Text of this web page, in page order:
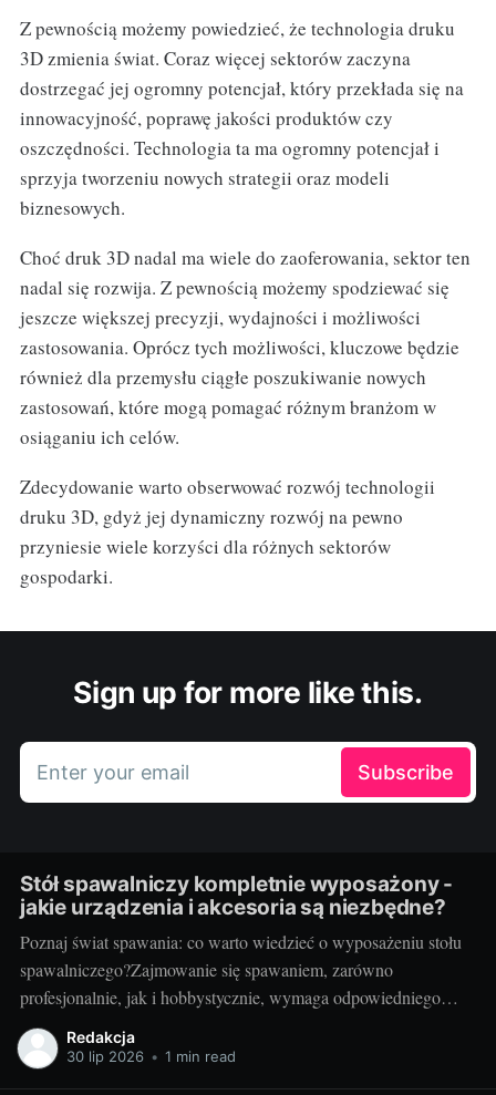
Z pewnością możemy powiedzieć, że technologia druku
3D zmienia świat. Coraz więcej sektorów zaczyna
dostrzegać jej ogromny potencjał, który przekłada się na
innowacyjność, poprawę jakości produktów czy
oszczędności. Technologia ta ma ogromny potencjał i
sprzyja tworzeniu nowych strategii oraz modeli
biznesowych.
Choć druk 3D nadal ma wiele do zaoferowania, sektor ten
nadal się rozwija. Z pewnością możemy spodziewać się
jeszcze większej precyzji, wydajności i możliwości
zastosowania. Oprócz tych możliwości, kluczowe będzie
również dla przemysłu ciągłe poszukiwanie nowych
zastosowań, które mogą pomagać różnym branżom w
osiąganiu ich celów.
Zdecydowanie warto obserwować rozwój technologii
druku 3D, gdyż jej dynamiczny rozwój na pewno
przyniesie wiele korzyści dla różnych sektorów
gospodarki.
Sign up for more like this.
Enter your email Subscribe
Stół spawalniczy kompletnie wyposażony -
jakie urządzenia i akcesoria są niezbędne?
Poznaj świat spawania: co warto wiedzieć o wyposażeniu stołu
spawalniczego?Zajmowanie się spawaniem, zarówno
profesjonalnie, jak i hobbystycznie, wymaga odpowiedniego
wyposażenia stołu spawalniczego. Wybór odpowiednich
akcesoriów jest kluczowy dla wydajności i bezpieczeństwa
Redakcja
30 lip 2026 • 1 min read